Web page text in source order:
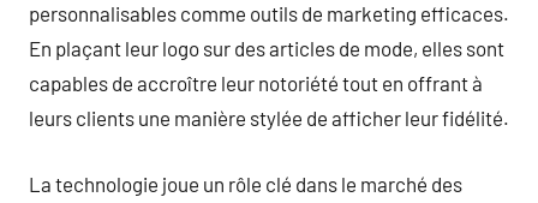
personnalisables comme outils de marketing efficaces.
En plaçant leur logo sur des articles de mode, elles sont
capables de accroître leur notoriété tout en offrant à
leurs clients une manière stylée de afficher leur fidélité.
La technologie joue un rôle clé dans le marché des